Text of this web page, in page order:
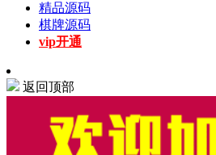
精品源码
棋牌源码
vip开通
返回顶部